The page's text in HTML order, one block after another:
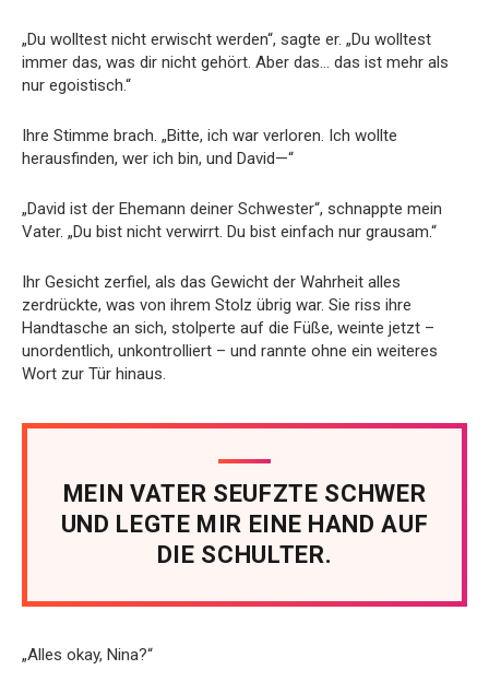
„Du wolltest nicht erwischt werden“, sagte er. „Du wolltest
immer das, was dir nicht gehört. Aber das… das ist mehr als
nur egoistisch.“
Ihre Stimme brach. „Bitte, ich war verloren. Ich wollte
herausfinden, wer ich bin, und David—“
„David ist der Ehemann deiner Schwester“, schnappte mein
Vater. „Du bist nicht verwirrt. Du bist einfach nur grausam.“
Ihr Gesicht zerfiel, als das Gewicht der Wahrheit alles
zerdrückte, was von ihrem Stolz übrig war. Sie riss ihre
Handtasche an sich, stolperte auf die Füße, weinte jetzt –
unordentlich, unkontrolliert – und rannte ohne ein weiteres
Wort zur Tür hinaus.
MEIN VATER SEUFZTE SCHWER
UND LEGTE MIR EINE HAND AUF
DIE SCHULTER.
„Alles okay, Nina?“